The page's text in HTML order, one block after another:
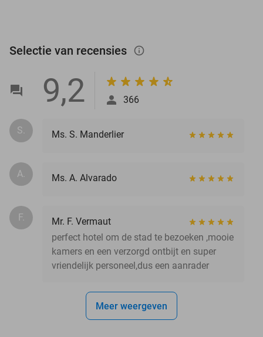
Selectie van recensies info_outlined
9,2 366
S. Ms. S. Manderlier
A. Ms. A. Alvarado
F.
Mr. F. Vermaut
perfect hotel om de stad te bezoeken ,mooie
kamers en een verzorgd ontbijt en super
vriendelijk personeel,dus een aanrader
Meer weergeven